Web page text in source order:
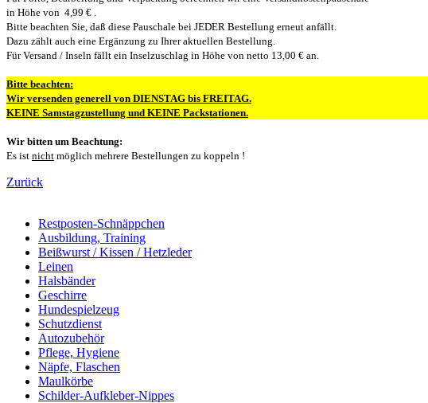
in Höhe von 4,99 € .
Bitte beachten Sie, daß diese Pauschale bei JEDER Bestellung erneut anfällt.
Dazu zählt auch eine Ergänzung zu Ihrer aktuellen Bestellung.
Für Versand / Inseln fällt ein Inselzuschlag in Höhe von netto 13,00 € an.
Bitte beachten:
Wir versenden generell von DIENSTAG bis FREITAG.
KEINE Samstagzustellung und KEINE Packstationen.
Wir bitten um Beachtung:
Es ist nicht möglich mehrere Bestellungen zu koppeln !
Zurück
Restposten-Schnäppchen
Ausbildung, Training
Beißwurst / Kissen / Hetzleder
Leinen
Halsbänder
Geschirre
Hundespielzeug
Schutzdienst
Autozubehör
Pflege, Hygiene
Näpfe, Flaschen
Maulkörbe
Schilder-Aufkleber-Nippes